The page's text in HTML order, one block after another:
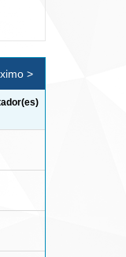
>